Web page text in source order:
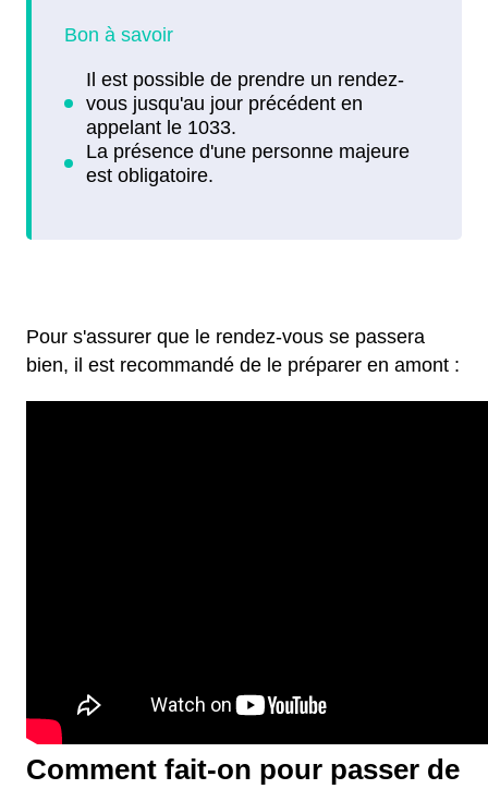
Pour s'assurer que le rendez-vous se passera
bien, il est recommandé de le préparer en amont :
Comment fait-on pour passer de